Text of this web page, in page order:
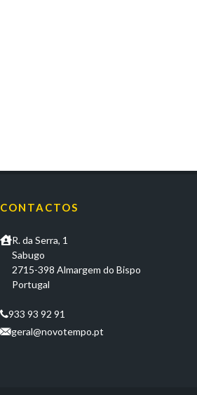
CONTACTOS
R. da Serra, 1
Sabugo
2715-398 Almargem do Bispo
Portugal
933 93 92 91
geral@novotempo.pt